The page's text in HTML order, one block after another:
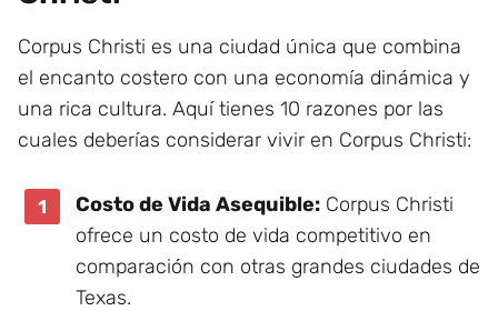
Corpus Christi es una ciudad única que combina
el encanto costero con una economía dinámica y
una rica cultura. Aquí tienes 10 razones por las
cuales deberías considerar vivir en Corpus Christi:
Costo de Vida Asequible: Corpus Christi
ofrece un costo de vida competitivo en
comparación con otras grandes ciudades de
Texas.